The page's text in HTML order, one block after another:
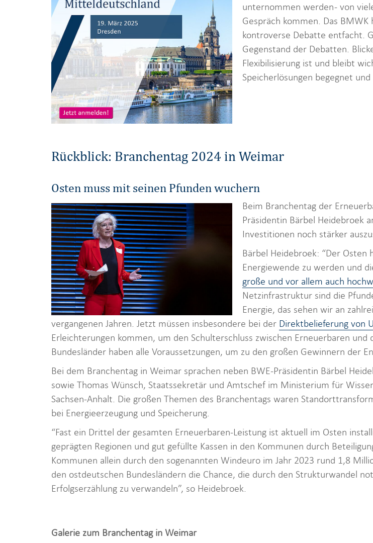
unternommen werden - von
Gespräch kommen. Das
kontroverse Debatte entfacht.
Gegenstand der Debatten.
Flexibilisierung ist und bleibt
Speicherlösungen begegnet
Rückblick: Branchentag 2024 in Weimar
Osten muss mit seinen Pfunden wuchern
Beim Branchentag der
Präsidentin Bärbel Heidebroek
Investitionen noch stärker
Bärbel Heidebroek: “Der Osten
Energiewende zu werden und
große und vor allem auch
Netzinfrastruktur sind die
Energie, das sehen wir an
vergangenen Jahren. Jetzt müssen insbesondere bei der Direktbelieferung von
Erleichterungen kommen, um den Schulterschluss zwischen Erneuerbaren
Bundesländer haben alle Voraussetzungen, um zu den großen Gewinnern der
Bei dem Branchentag in Weimar sprachen neben BWE-Präsidentin Bärbel
sowie Thomas Wünsch, Staatssekretär und Amtschef im Ministerium für
Sachsen-Anhalt. Die großen Themen des Branchentags waren
bei Energieerzeugung und Speicherung.
“Fast ein Drittel der gesamten Erneuerbaren-Leistung ist aktuell im Osten
geprägten Regionen und gut gefüllte Kassen in den Kommunen durch
Kommunen allein durch den sogenannten Windeuro im Jahr 2023 rund 1,8
den ostdeutschen Bundesländern die Chance, die durch den Strukturwandel
Erfolgserzählung zu verwandeln”, so Heidebroek.
Galerie zum Branchentag in Weimar